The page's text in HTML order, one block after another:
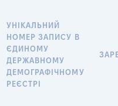
УНІКАЛЬНИЙ
НОМЕР ЗАПИСУ В
ЄДИНОМУ
ДЕРЖАВНОМУ
ДЕМОГРАФІЧНОМУ
РЕЄСТРІ